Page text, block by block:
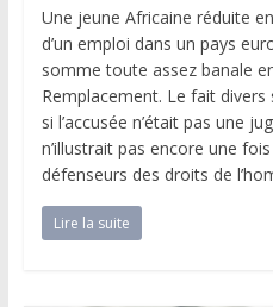
Une jeune Africaine réduite
d’un emploi dans un pays
somme toute assez banale
Remplacement. Le fait
si l’accusée n’était pas une
n’illustrait pas encore une
défenseurs des droits de
Lire la suite